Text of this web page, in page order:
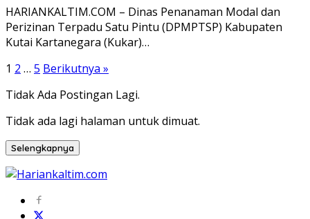
HARIANKALTIM.COM – Dinas Penanaman Modal dan
Perizinan Terpadu Satu Pintu (DPMPTSP) Kabupaten
Kutai Kartanegara (Kukar)…
Paginasi
pos
1 2 … 5 Berikutnya »
Tidak Ada Postingan Lagi.
Tidak ada lagi halaman untuk dimuat.
Selengkapnya